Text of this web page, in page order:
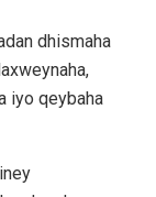
dhismaha
iyo qeybaha